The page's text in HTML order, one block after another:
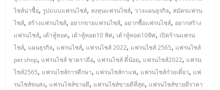
พร้อม
ทำเล
สำหรับ
ไชส์น่าซื้อ, รูปแบบแฟรนไชส์, ลงทุนแฟรนไชส์, วางแผนธุรกิจ, สมัครแฟรน
ไชส์, สร้างแฟรนไชส์, อยากขายแฟรนไชส์, อยากซื้อแฟรนไชส์, อยากสร้าง
แฟรนไชส์, เต้าหู้ทอด, เต้าหู้ทอด10 ทิศ, เต้าหู้ทอด10ทิศ, เปิดร้านแฟรน
ไชส์, แผนธุรกิจ, แฟรนไชส์, แฟรนไชส์ 2022, แฟรนไชส์ 2565, แฟรนไชส์
pet shop, แฟรนไชส์ ชาตรามือ, แฟรนไชส์ ตี๋น้อย, แฟรนไชส์2022, แฟรน
ไชส์2565, แฟรนไชส์การศึกษา, แฟรนไชส์กาแฟ, แฟรนไชส์ก๋วยเตี๋ยว, แฟ
รนไชส์ขนส่ง, แฟรนไชส์ขายดี, แฟรนไชส์ขายดีที่สุด, แฟรนไชส์ขายดีราคา